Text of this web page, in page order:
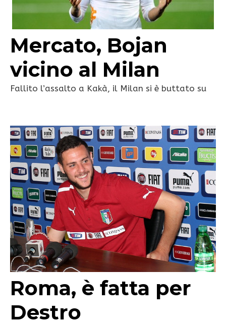
Mercato, Bojan
vicino al Milan
Fallito l’assalto a Kakà, il Milan si è buttato su
Roma, è fatta per
Destro